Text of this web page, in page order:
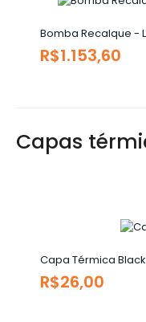
Bomba Recalque -
R$1.153,60
Capas
Capa Térmica Black
R$26,00